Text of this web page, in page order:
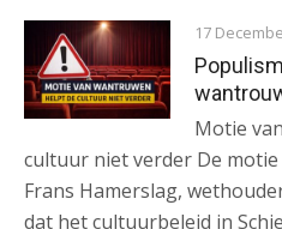
17
Motie
cultuur niet verder De
Frans Hamerslag,
dat het cultuurbeleid in